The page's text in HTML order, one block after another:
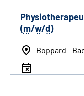
(m/w/d)
Boppard -